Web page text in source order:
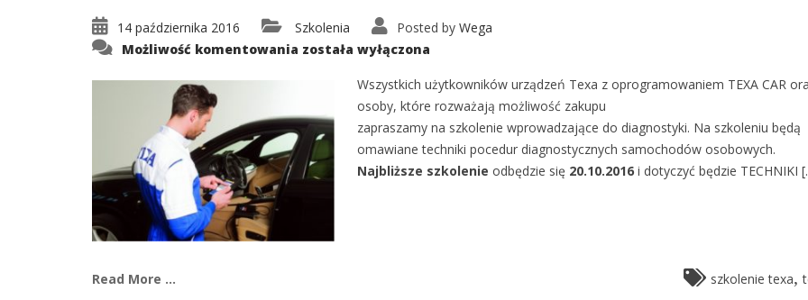
14 października 2016 Szkolenia Posted by Wega
Możliwość komentowania Szkolenie
–
została wyłączona
Wszystkich użytkowników urządzeń Texa z oprogramowaniem TEXA CAR
osoby, które rozważają możliwość zakupu
zapraszamy na szkolenie wprowadzające do diagnostyki. Na szkoleniu będą
omawiane techniki pocedur diagnostycznych samochodów osobowych.
Najbliższe szkolenie odbędzie się 20.10.2016 i dotyczyć będzie TECHNIKI
Read More ... szkolenie texa,